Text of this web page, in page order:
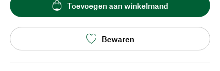
Toevoegen aan winkelmand
Bewaren